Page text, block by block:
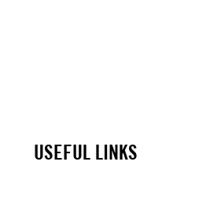
USEFUL LINKS